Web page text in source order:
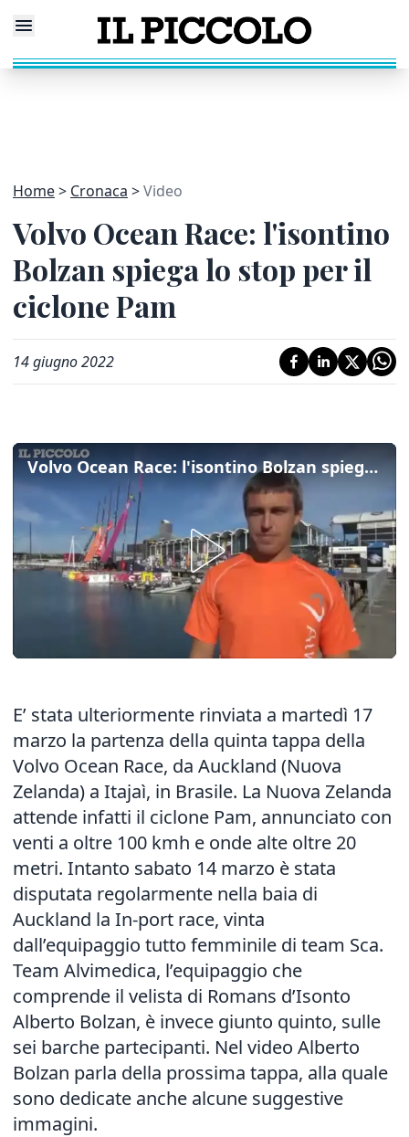
Home Cronaca Video
Volvo Ocean Race: l'isontino
Bolzan spiega lo stop per il
ciclone Pam
14 giugno 2022
Volvo Ocean Race: l'isontino Bolzan spiega lo stop per il ciclone Pam
E’ stata ulteriormente rinviata a martedì 17
marzo la partenza della quinta tappa della
Volvo Ocean Race, da Auckland (Nuova
Zelanda) a Itajaì, in Brasile. La Nuova Zelanda
attende infatti il ciclone Pam, annunciato con
venti a oltre 100 kmh e onde alte oltre 20
metri. Intanto sabato 14 marzo è stata
disputata regolarmente nella baia di
Auckland la In-port race, vinta
dall’equipaggio tutto femminile di team Sca.
Team Alvimedica, l’equipaggio che
comprende il velista di Romans d’Isonto
Alberto Bolzan, è invece giunto quinto, sulle
sei barche partecipanti. Nel video Alberto
Bolzan parla della prossima tappa, alla quale
sono dedicate anche alcune suggestive
immagini.